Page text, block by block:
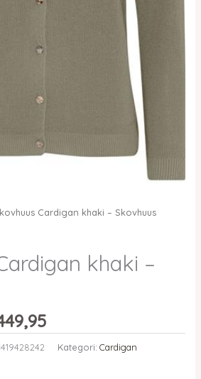
Cardigan khaki – Skovhuus
khaki –
Den
aktuelle
pris
Kategori: Cardigan